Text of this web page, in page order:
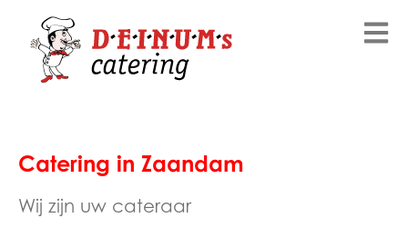
Catering in Zaandam
Wij zijn uw cateraar